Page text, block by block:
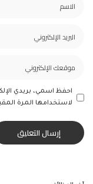
احفظ اسمي، بريدي
لاستخدامها المرة